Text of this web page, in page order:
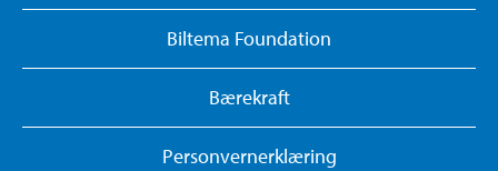
Biltema Foundation
Bærekraft
Personvernerklæring